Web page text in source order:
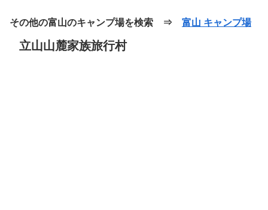
その他の富山のキャンプ場を検索 ⇒ 富山 キャンプ場
立山山麓家族旅行村